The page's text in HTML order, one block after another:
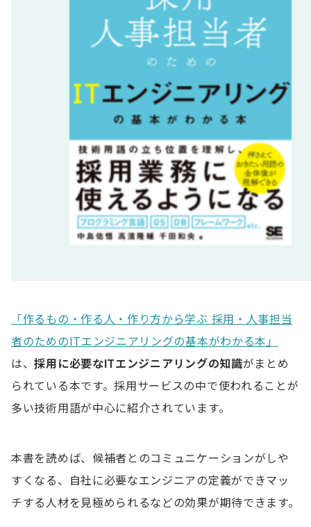
Q.エンジニア採用に役立つ本は？
Q.エンジニア採用で本を参考にした方が良い理由
Q.本で学んだ内容を採用に役立てるコツは？
「作るもの・作る人・作り方から学ぶ 採用・人事担当
者のためのITエンジニアリングの基本がわかる本」
は、採用に必要なITエンジニアリングの知識がまとめ
られている本です。採用サービスの中で使われることが
多い技術用語が中心に紹介されています。
本書を読めば、候補者とのコミュニケーションがしや
すくなる、自社に必要なエンジニアの定義ができマッ
チする人材を見極められるなどの効果が期待できます。